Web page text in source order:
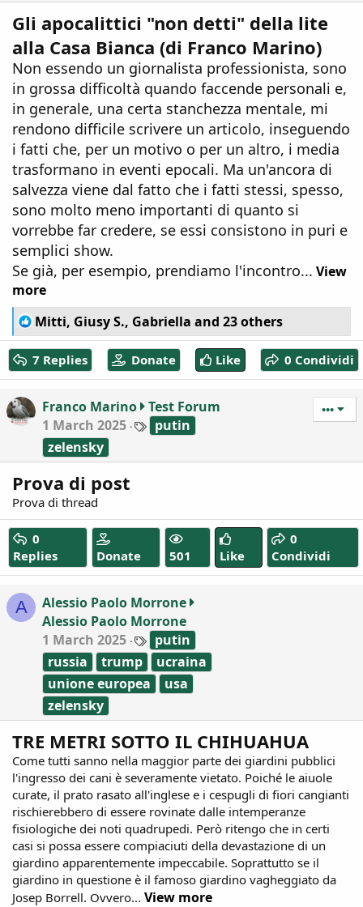
Gli apocalittici "non detti" della lite
alla Casa Bianca (di Franco Marino)
Non essendo un giornalista professionista, sono
in grossa difficoltà quando faccende personali e,
in generale, una certa stanchezza mentale, mi
rendono difficile scrivere un articolo, inseguendo
i fatti che, per un motivo o per un altro, i media
trasformano in eventi epocali. Ma un'ancora di
salvezza viene dal fatto che i fatti stessi, spesso,
sono molto meno importanti di quanto si
vorrebbe far credere, se essi consistono in puri e
semplici show.
Se già, per esempio, prendiamo l'incontro... View
more
R
e
a
c
t
o
:
Mitti, Giusy S., Gabriella and 23 others
7 Replies Donate Like 0 Condividi
Franco Marino
Test Forum
1 March 2025
T
a
s
putin
zelensky
•••
Prova di post
Prova di thread
0
Replies
Donate 501 Like
0
Condividi
A
Alessio Paolo Morrone
Alessio Paolo Morrone
1 March 2025
T
a
s
putin
russia
trump
ucraina
unione europea
usa
zelensky
TRE METRI SOTTO IL CHIHUAHUA
Come tutti sanno nella maggior parte dei giardini pubblici
l'ingresso dei cani è severamente vietato. Poiché le aiuole
curate, il prato rasato all'inglese e i cespugli di fiori cangianti
rischierebbero di essere rovinate dalle intemperanze
fisiologiche dei noti quadrupedi. Però ritengo che in certi
casi si possa essere compiaciuti della devastazione di un
giardino apparentemente impeccabile. Soprattutto se il
giardino in questione è il famoso giardino vagheggiato da
Josep Borrell. Ovvero... View more